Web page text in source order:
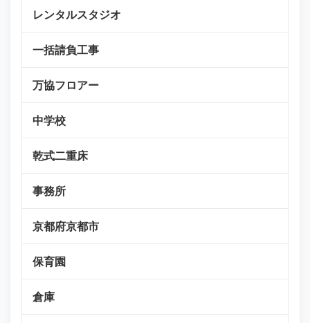
レンタルスタジオ
一括請負工事
万協フロアー
中学校
乾式二重床
事務所
京都府京都市
保育園
倉庫